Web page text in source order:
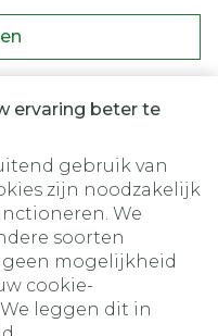
ervaring beter te
gebruik van
zijn noodzakelijk
We
soorten
geen mogelijkheid
cookie-
leggen dit in
onzeprivacy policy